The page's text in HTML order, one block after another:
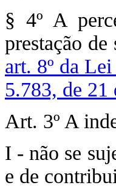
§ 4º A
prestação
art. 8º da
5.783, de 21
Art. 3º A
I - não se
e de